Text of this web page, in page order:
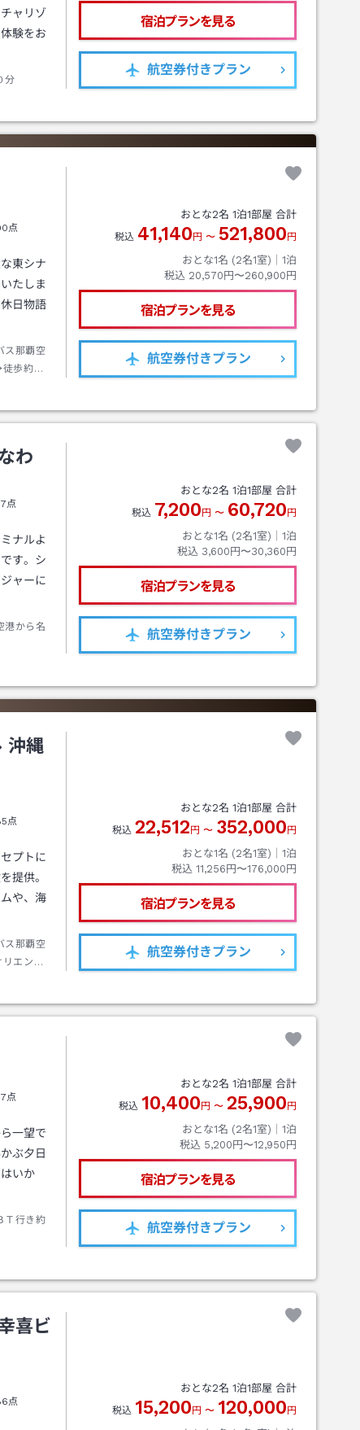
ャリゾ
験をお
分
宿泊プランを見る
航空券付きプラン
点
東シナ
たしま
日物語
ス那覇空
歩約０
おとな2名 1泊1部屋 合計
税込 41,140 円 〜 521,800 円
おとな1名 (2名1室)｜ 1泊
税込 20,570円〜260,900円
宿泊プランを見る
航空券付きプラン
わ
点
ナルよ
す。シ
ャーに
港から名
おとな2名 1泊1部屋 合計
税込 7,200 円 〜 60,720 円
おとな1名 (2名1室)｜ 1泊
税込 3,600円〜30,360円
宿泊プランを見る
航空券付きプラン
沖縄
点
プトに
提供。
や、海
ス那覇空
エンタ
おとな2名 1泊1部屋 合計
税込 22,512 円 〜 352,000 円
おとな1名 (2名1室)｜ 1泊
税込 11,256円〜176,000円
宿泊プランを見る
航空券付きプラン
点
一望で
ぶ夕日
いか
Ｔ行き約
おとな2名 1泊1部屋 合計
税込 10,400 円 〜 25,900 円
おとな1名 (2名1室)｜ 1泊
税込 5,200円〜12,950円
宿泊プランを見る
航空券付きプラン
喜ビ
点
おとな2名 1泊1部屋 合計
税込 15,200 円 〜 120,000 円